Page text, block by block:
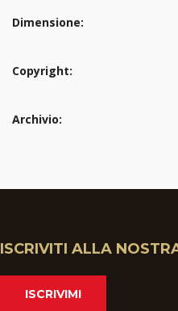
Dimensione:
Copyright:
Archivio:
ISCRIVITI ALLA
ISCRIVIMI